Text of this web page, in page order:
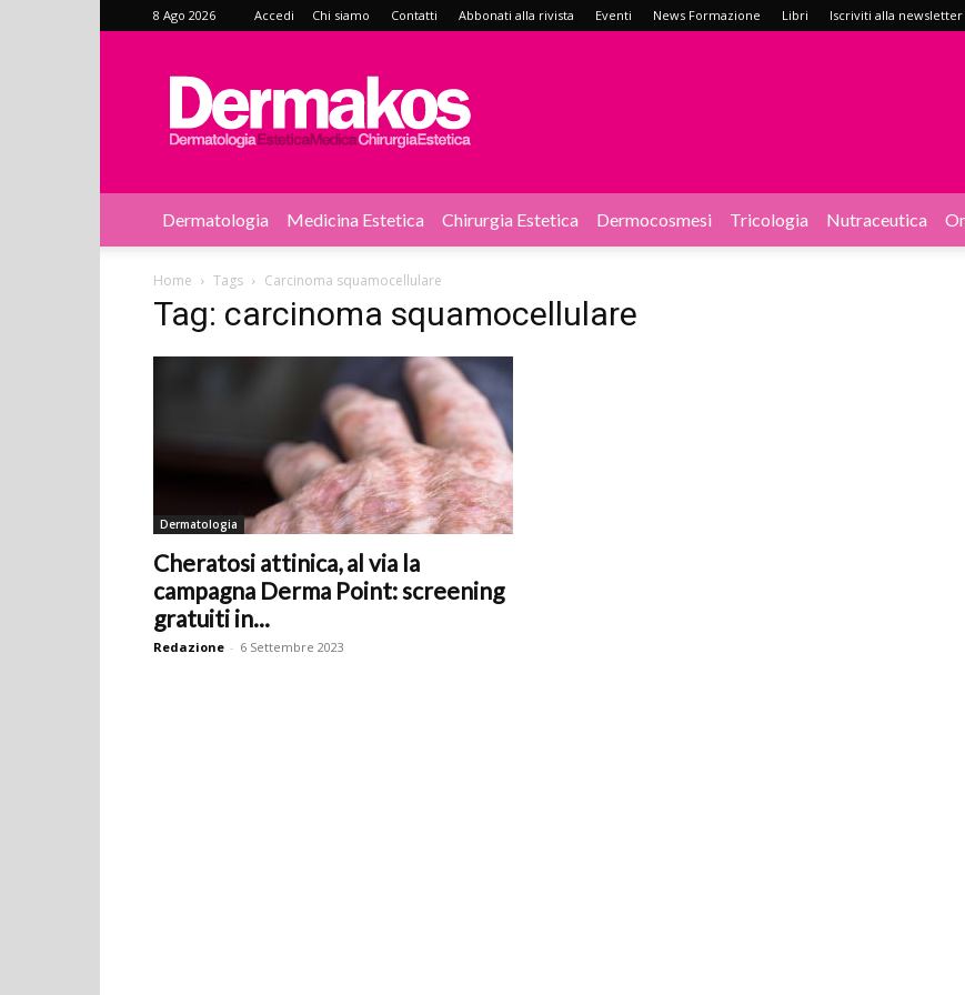
8 Ago 2026 Accedi Chi siamo Contatti Abbonati alla rivista Eventi News Formazione Libri Iscriviti alla newsletter
Dermakos
Dermatologia Medicina Estetica Chirurgia Estetica Dermocosmesi Tricologia Nutraceutica
Home Tags Carcinoma squamocellulare
Tag: carcinoma squamocellulare
Dermatologia
Cheratosi attinica, al via la
campagna Derma Point: screening
gratuiti in...
Redazione - 6 Settembre 2023